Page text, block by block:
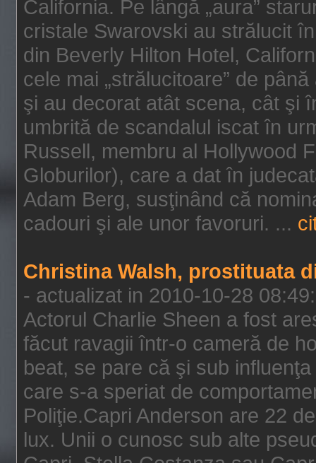
California. Pe lângă „aura”
cristale Swarovski au strălucit
din Beverly Hilton Hotel,
cele mai „strălucitoare” de
şi au decorat atât scena, cât şi
umbrită de scandalul iscat în
Russell, membru al Hollywood
Globurilor), care a dat în
Adam Berg, susţinând că
cadouri şi ale unor favoruri. ...
Christina Walsh, prostituata
- actualizat in 2010-10-28
Actorul Charlie Sheen a fost
făcut ravagii într-o cameră de
beat, se pare că şi sub
care s-a speriat de
Poliţie.Capri Anderson are 22
lux. Unii o cunosc sub alte